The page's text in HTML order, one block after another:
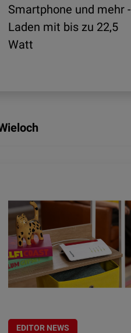
Smartphone und mehr -
Laden mit bis zu 22,5
Watt
EDITOR NEWS